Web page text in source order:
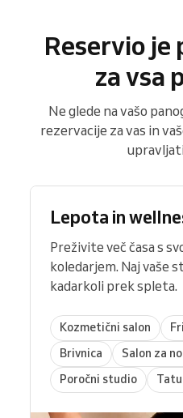
Reservio je
za vsa
Ne glede na vašo
rezervacije za vas in
Lepota in
Preživite več časa s
koledarjem. Naj vaše
kadarkoli prek spleta.
Kozmetični salon
Brivnica
Salon za
Poročni studio